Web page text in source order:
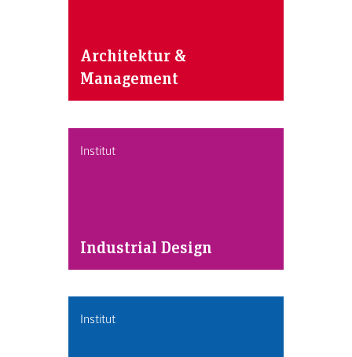
Architektur &
Management
Institut
Industrial Design
Institut